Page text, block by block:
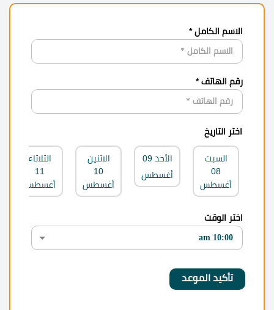
الاسم الكامل *
رقم الهاتف *
اختر التاريخ
السبت
08
أغسطس
الأحد 09
أغسطس
الاثنين
10
أغسطس
الثلاثاء
11
أغسطس
اختر الوقت